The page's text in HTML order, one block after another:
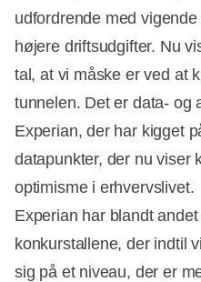
udfordrende med
højere driftsudgifter. Nu
tal, at vi måske er ved at
tunnelen. Det er data- og
Experian, der har kigget
datapunkter, der nu viser
optimisme i erhvervslivet.
Experian har blandt
konkurstallene, der indtil
sig på et niveau, der er